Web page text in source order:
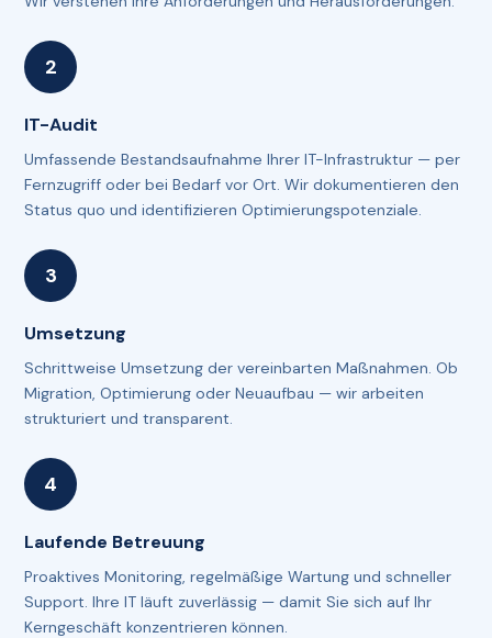
IT-Audit
Umfassende Bestandsaufnahme Ihrer IT-Infrastruktur — per
Fernzugriff oder bei Bedarf vor Ort. Wir dokumentieren den
Status quo und identifizieren Optimierungspotenziale.
Umsetzung
Schrittweise Umsetzung der vereinbarten Maßnahmen. Ob
Migration, Optimierung oder Neuaufbau — wir arbeiten
strukturiert und transparent.
Laufende Betreuung
Proaktives Monitoring, regelmäßige Wartung und schneller
Support. Ihre IT läuft zuverlässig — damit Sie sich auf Ihr
Kerngeschäft konzentrieren können.